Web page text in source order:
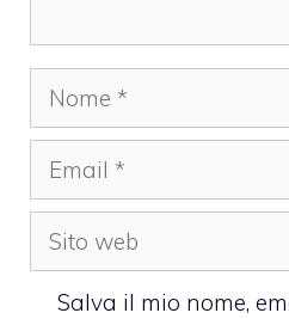
Nome
Email
Sito
web
Salva il mio nome,